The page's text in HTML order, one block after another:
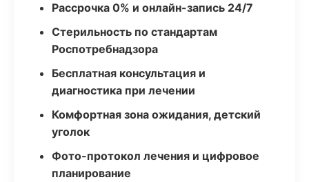
Рассрочка 0% и онлайн-запись 24/7
Стерильность по стандартам
Роспотребнадзора
Бесплатная консультация и
диагностика при лечении
Комфортная зона ожидания, детский
уголок
Фото-протокол лечения и цифровое
планирование